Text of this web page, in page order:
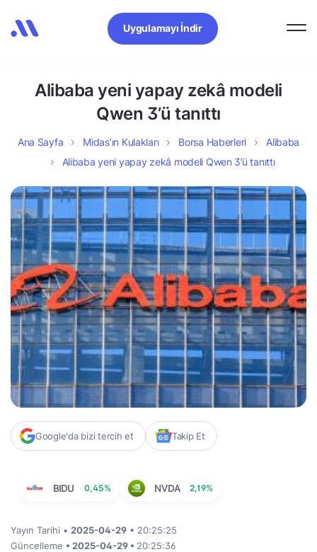
Uygulamayı İndir
Alibaba yeni yapay zekâ modeli
Qwen 3’ü tanıttı
Ana Sayfa Midas’ın Kulakları Borsa Haberleri
Alibaba
Alibaba yeni yapay zekâ modeli Qwen 3’ü tanıttı
Google'da bizi tercih et Takip Et
BIDU 0,45% NVDA 2,19%
Yayın Tarihi • 2025-04-29 • 20:25:25
Güncelleme • 2025-04-29 • 20:25:36